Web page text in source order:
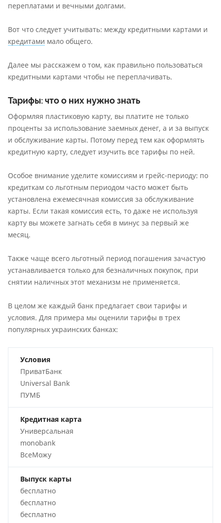
переплатами и вечными долгами.
Вот что следует учитывать: между кредитными картами и
кредитами мало общего.
Далее мы расскажем о том, как правильно пользоваться
кредитными картами чтобы не переплачивать.
Тарифы: что о них нужно знать
Оформляя пластиковую карту, вы платите не только
проценты за использование заемных денег, а и за выпуск
и обслуживание карты. Потому перед тем как оформлять
кредитную карту, следует изучить все тарифы по ней.
Особое внимание уделите комиссиям и грейс-периоду: по
кредиткам со льготным периодом часто может быть
установлена ежемесячная комиссия за обслуживание
карты. Если такая комиссия есть, то даже не используя
карту вы можете загнать себя в минус за первый же
месяц.
Также чаще всего льготный период погашения зачастую
устанавливается только для безналичных покупок, при
снятии наличных этот механизм не применяется.
В целом же каждый банк предлагает свои тарифы и
условия. Для примера мы оценили тарифы в трех
популярных украинских банках:
Условия
ПриватБанк
Universal Bank
ПУМБ
Кредитная карта
Универсальная
monobank
ВсеМожу
Выпуск карты
бесплатно
бесплатно
бесплатно